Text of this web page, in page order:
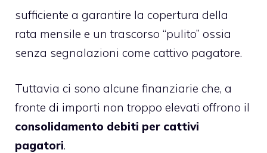
sufficiente a garantire la copertura della
rata mensile e un trascorso “pulito” ossia
senza segnalazioni come cattivo pagatore.
Tuttavia ci sono alcune finanziarie che, a
fronte di importi non troppo elevati offrono il
consolidamento debiti per cattivi
pagatori.